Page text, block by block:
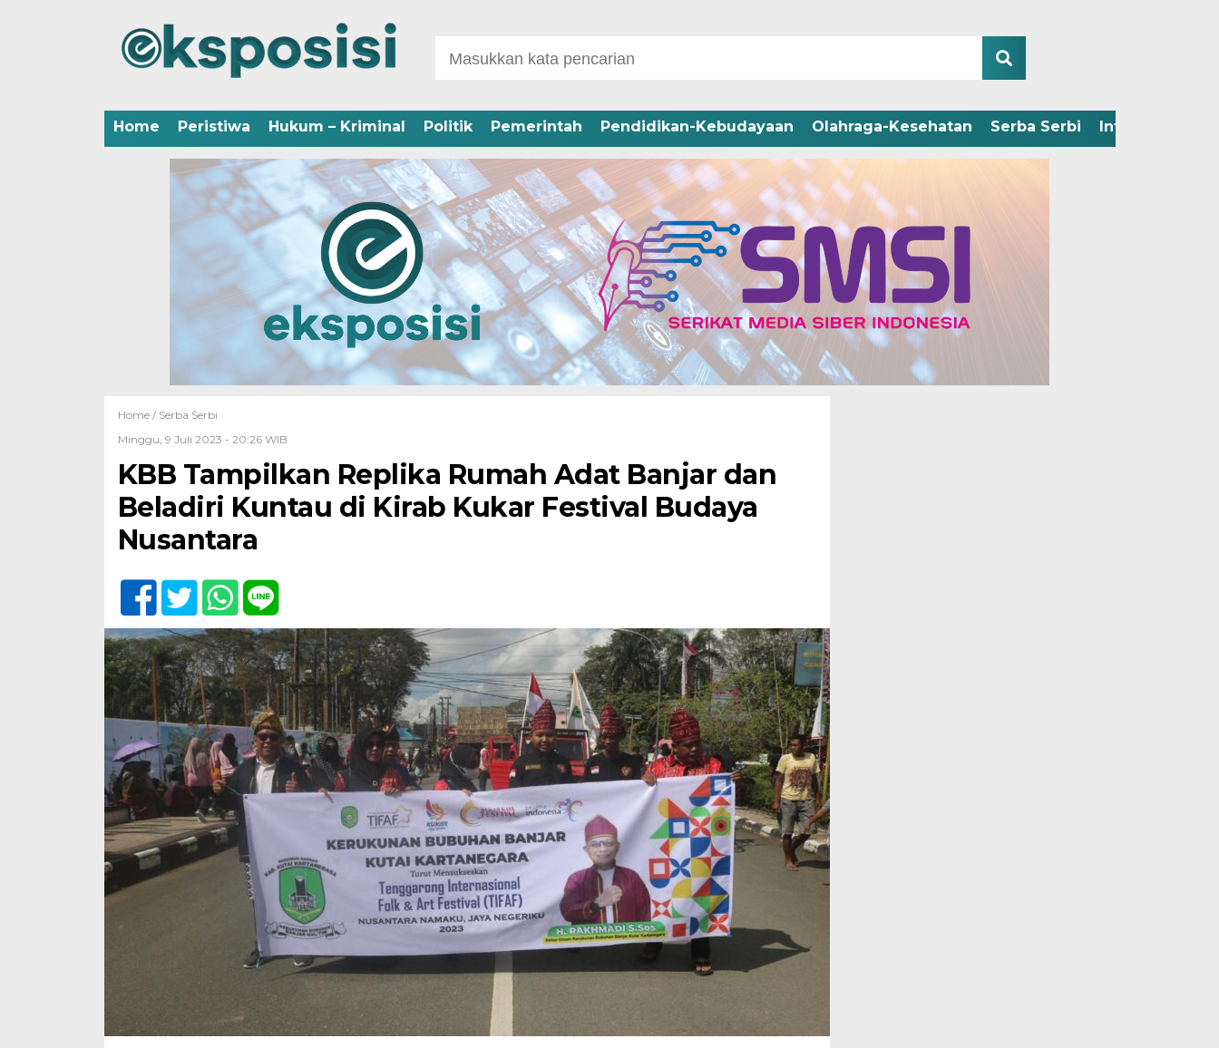
Home Peristiwa Hukum – Kriminal Politik Pemerintah Pendidikan-Kebudayaan Olahraga-Kesehatan Serba Serbi Infografis
Home / Serba Serbi
Minggu, 9 Juli 2023 - 20:26 WIB
KBB Tampilkan Replika Rumah Adat Banjar dan
Beladiri Kuntau di Kirab Kukar Festival Budaya
Nusantara